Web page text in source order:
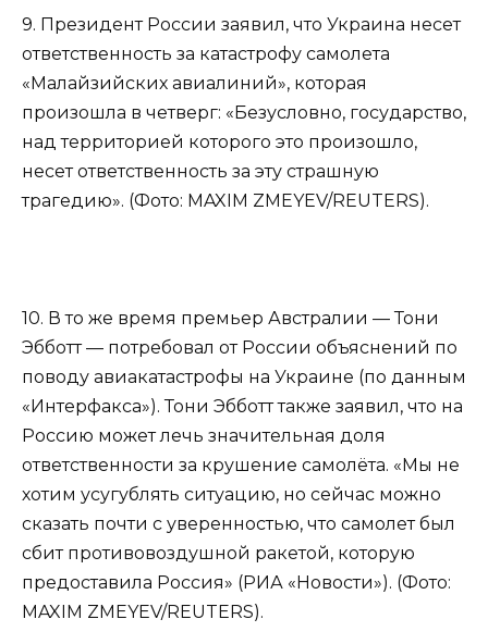
9. Президент России заявил, что Украина несет
ответственность за катастрофу самолета
«Малайзийских авиалиний», которая
произошла в четверг: «Безусловно, государство,
над территорией которого это произошло,
несет ответственность за эту страшную
трагедию». (Фото: MAXIM ZMEYEV/REUTERS).
10. В то же время премьер Австралии — Тони
Эбботт — потребовал от России объяснений по
поводу авиакатастрофы на Украине (по данным
«Интерфакса»). Тони Эбботт также заявил, что на
Россию может лечь значительная доля
ответственности за крушение самолёта. «Мы не
хотим усугублять ситуацию, но сейчас можно
сказать почти с уверенностью, что самолет был
сбит противовоздушной ракетой, которую
предоставила Россия» (РИА «Новости»). (Фото:
MAXIM ZMEYEV/REUTERS).